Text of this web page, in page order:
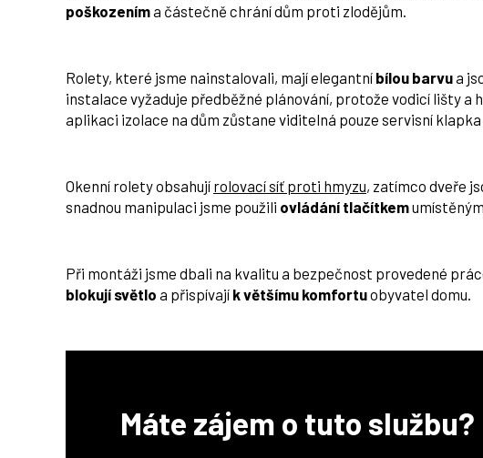
poškozeníma částečně chrání dům proti zlodějům.
Rolety, které jsme nainstalovali, mají elegantní bílou barvua
instalace vyžaduje předběžné plánování, protože vodicí lišty a
aplikaci izolace na dům zůstane viditelná pouze servisní
Okenní rolety obsahují rolovací síť proti hmyzu, zatímco dveře
snadnou manipulaci jsme použili ovládání tlačítkem
Při montáži jsme dbali na kvalitu a bezpečnost provedené
blokují světlo a přispívají k většímu komfortuobyvatel domu.
Máte zájem o tuto službu?